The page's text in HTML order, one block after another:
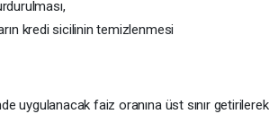
kredi sicilinin temizlenmesi
uygulanacak faiz oranına üst sınır